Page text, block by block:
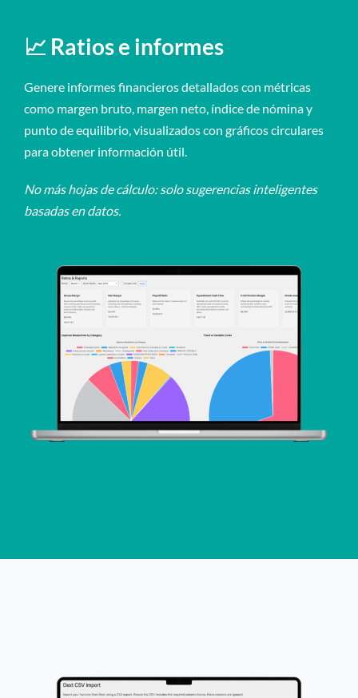
📈 Ratios e informes
Genere informes financieros detallados con métricas
como margen bruto, margen neto, índice de nómina y
punto de equilibrio, visualizados con gráficos circulares
para obtener información útil.
No más hojas de cálculo: solo sugerencias inteligentes
basadas en datos.